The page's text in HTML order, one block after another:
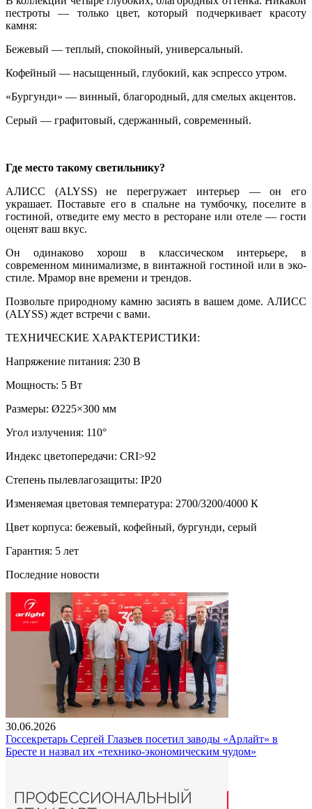
пестроты — только цвет, который подчеркивает красоту
камня:
Бежевый — теплый, спокойный, универсальный.
Кофейный — насыщенный, глубокий, как эспрессо утром.
«Бургунди» — винный, благородный, для смелых акцентов.
Серый — графитовый, сдержанный, современный.
Где место такому светильнику?
АЛИСС (ALYSS) не перегружает интерьер — он его
украшает. Поставьте его в спальне на тумбочку, поселите в
гостиной, отведите ему место в ресторане или отеле — гости
оценят ваш вкус.
Он одинаково хорош в классическом интерьере, в
современном минимализме, в винтажной гостиной или в эко-
стиле. Мрамор вне времени и трендов.
Позвольте природному камню засиять в вашем доме. АЛИСС
(ALYSS) ждет встречи с вами.
ТЕХНИЧЕСКИЕ ХАРАКТЕРИСТИКИ:
Напряжение питания: 230 В
Мощность: 5 Вт
Размеры: Ø225×300 мм
Угол излучения: 110°
Индекс цветопередачи: CRI>92
Степень пылевлагозащиты: IP20
Изменяемая цветовая температура: 2700/3200/4000 К
Цвет корпуса: бежевый, кофейный, бургунди, серый
Гарантия: 5 лет
Последние новости
30.06.2026
Госсекретарь Сергей Глазьев посетил заводы «Арлайт» в
Бресте и назвал их «технико-экономическим чудом»